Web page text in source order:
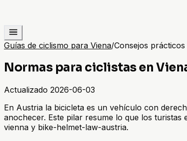
Guías de ciclismo para Viena/Consejos prácticos
Normas para ciclistas en
Actualizado 2026-06-03
En Austria la bicicleta es un vehículo con
anochecer. Este pilar resume lo que los
vienna y bike-helmet-law-austria.